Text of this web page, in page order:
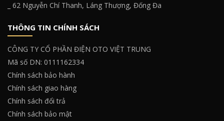
_ 62 Nguyễn Chí Thanh, Láng Thượng, Đống Đa
THÔNG TIN CHÍNH SÁCH
CÔNG TY CỔ PHẦN ĐIỆN OTO VIỆT TRUNG
Mã số DN: 0111162334
Chính sách bảo hành
Chính sách giao hàng
Chính sách đổi trả
Chính sách bảo mật